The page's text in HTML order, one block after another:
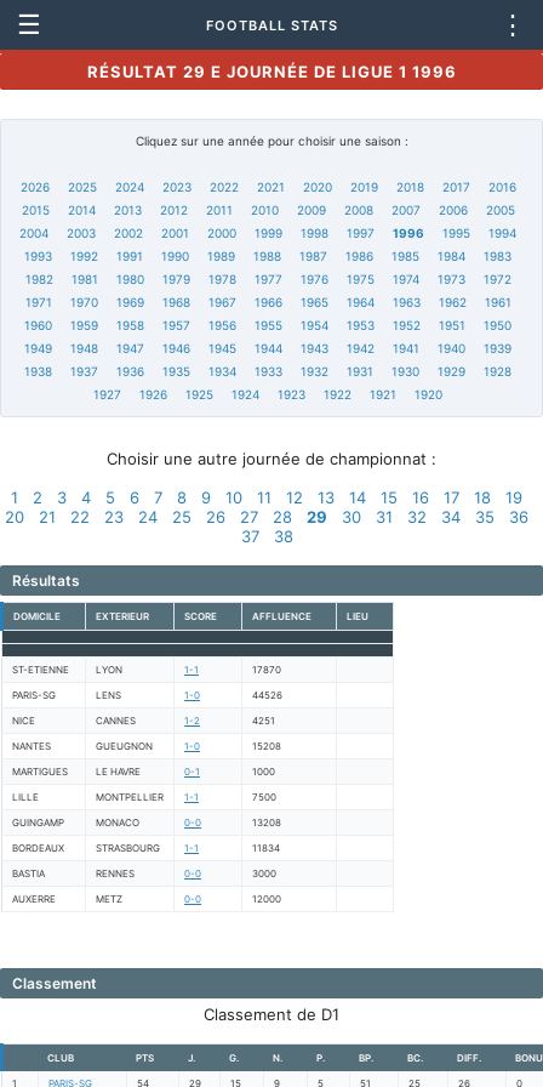
☰ FOOTBALL STATS ⋮
RÉSULTAT 29 E JOURNÉE DE LIGUE 1 1996
Cliquez sur une année pour choisir une saison :
2026 2025 2024 2023 2022 2021 2020 2019 2018 2017
2016
2015
2014 2013 2012 2011 2010 2009 2008 2007 2006
2005
2004
2003 2002 2001 2000 1999 1998 1997 1996 1995
1994
1993
1992 1991 1990 1989 1988 1987 1986 1985 1984
1983
1982
1981 1980 1979 1978 1977 1976 1975 1974 1973
1972
1971
1970 1969 1968 1967 1966 1965 1964 1963 1962
1961
1960
1959 1958 1957 1956 1955 1954 1953 1952 1951
1950
1949
1948 1947 1946 1945 1944 1943 1942 1941 1940
1939
1938
1937 1936 1935 1934 1933 1932 1931 1930 1929
1928
1927
1926 1925 1924 1923 1922 1921 1920
Choisir une autre journée de championnat :
1
2 3 4 5 6 7 8 9 10 11 12 13 14 15 16 17 18
19
20
21 22 23 24 25 26 27 28 29 30 31 32 34 35
36
37
38
Résultats
DOMICILE EXTERIEUR SCORE AFFLUENCE LIEU
ST-ETIENNE LYON 1-1 17870
PARIS-SG LENS 1-0 44526
NICE CANNES 1-2 4251
NANTES GUEUGNON 1-0 15208
MARTIGUES LE HAVRE 0-1 1000
LILLE MONTPELLIER 1-1 7500
GUINGAMP MONACO 0-0 13208
BORDEAUX STRASBOURG 1-1 11834
BASTIA RENNES 0-0 3000
AUXERRE METZ 0-0 12000
Classement
Classement de D1
CLUB PTS J. G. N. P. BP. BC. DIFF.
1 PARIS-SG 54 29 15 9 5 51 25 26 0